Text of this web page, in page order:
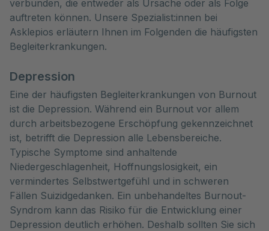
verbunden, die entweder als Ursache oder als Folge
auftreten können. Unsere Spezialist:innen bei
Asklepios erläutern Ihnen im Folgenden die häufigsten
Begleiterkrankungen.
Depression
Eine der häufigsten Begleiterkrankungen von Burnout
ist die Depression. Während ein Burnout vor allem
durch arbeitsbezogene Erschöpfung gekennzeichnet
ist, betrifft die Depression alle Lebensbereiche.
Typische Symptome sind anhaltende
Niedergeschlagenheit, Hoffnungslosigkeit, ein
vermindertes Selbstwertgefühl und in schweren
Fällen Suizidgedanken. Ein unbehandeltes Burnout-
Syndrom kann das Risiko für die Entwicklung einer
Depression deutlich erhöhen. Deshalb sollten Sie sich